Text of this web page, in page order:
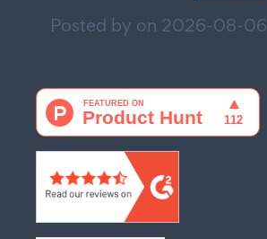
Posted by on 2026-08-06